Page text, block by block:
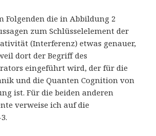
Folgenden die in Abbildung 2
zum Schlüsselelement der
(Interferenz) etwas genauer,
dort der Begriff des
eingeführt wird, der für die
und die Quanten Cognition von
ist. Für die beiden anderen
verweise ich auf die